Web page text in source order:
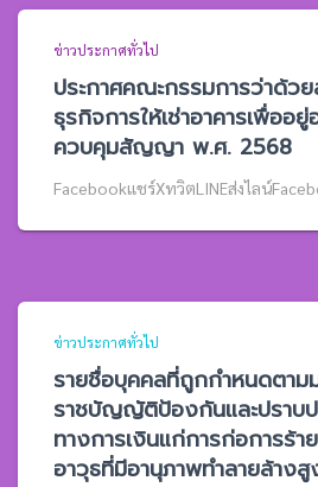
ข่าวประกาศทั่วไป
ประกาศคณะกรรมการว่าด้ว
ธุรกิจการให้เช่าอาคารเพื่ออ
ควบคุมสัญญา พ.ศ. 2568
Facebookแชร์XทวิตLINEส่งไลน์
ข่าวประกาศทั่วไป
รายชื่อบุคคลที่ถูกกำหนดตาม
ราชบัญญัติป้องกันและปราบ
ทางการเงินแก่การก่อการร้า
อาวุธที่มีอานุภาพทำลายล้าง